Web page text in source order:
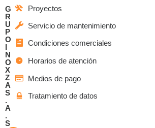
G
R
U
P
O
I
N
O
X
Z
A
S
.
A
.
S
Proyectos
Servicio de mantenimiento
Condiciones comerciales
Horarios de atención
Medios de pago
Tratamiento de datos